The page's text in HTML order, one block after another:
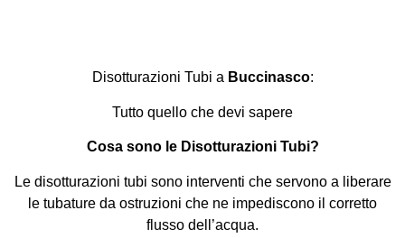
Disotturazioni Tubi a Buccinasco:
Tutto quello che devi sapere
Cosa sono le Disotturazioni Tubi?
Le disotturazioni tubi sono interventi che servono a liberare
le tubature da ostruzioni che ne impediscono il corretto
flusso dell’acqua.